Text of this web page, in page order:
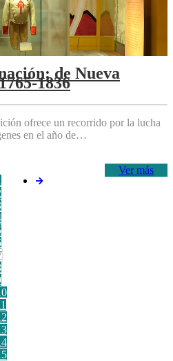
de Nueva
1836
ofrece un recorrido por la lucha
en el año de…
Ver más